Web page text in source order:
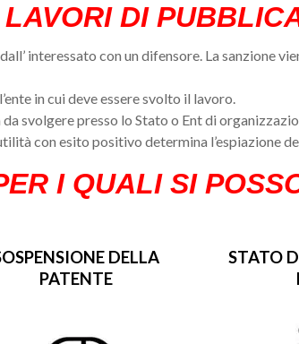
DI
interessato con un difensore. La sanzione
in cui deve essere svolto il lavoro.
svolgere presso lo Stato o Ent di
con esito positivo determina l’espiazione
I QUALI SI
DELLA
PATENTE
STATO